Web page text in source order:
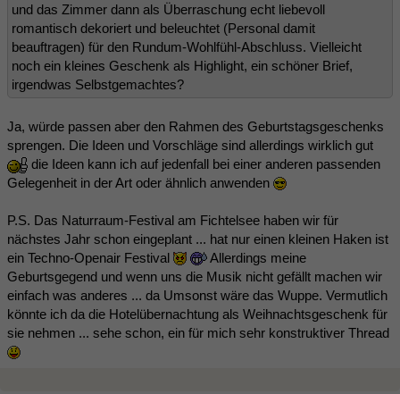
und das Zimmer dann als Überraschung echt liebevoll
romantisch dekoriert und beleuchtet (Personal damit
beauftragen) für den Rundum-Wohlfühl-Abschluss. Vielleicht
noch ein kleines Geschenk als Highlight, ein schöner Brief,
irgendwas Selbstgemachtes?
Ja, würde passen aber den Rahmen des Geburtstagsgeschenks
sprengen. Die Ideen und Vorschläge sind allerdings wirklich gut
die Ideen kann ich auf jedenfall bei einer anderen passenden
Gelegenheit in der Art oder ähnlich anwenden
P.S. Das Naturraum-Festival am Fichtelsee haben wir für
nächstes Jahr schon eingeplant ... hat nur einen kleinen Haken ist
ein Techno-Openair Festival
Allerdings meine
Geburtsgegend und wenn uns die Musik nicht gefällt machen wir
einfach was anderes ... da Umsonst wäre das Wuppe. Vermutlich
könnte ich da die Hotelübernachtung als Weihnachtsgeschenk für
sie nehmen ... sehe schon, ein für mich sehr konstruktiver Thread